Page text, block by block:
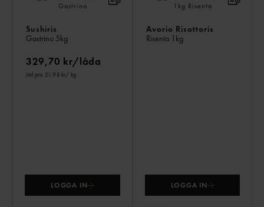
Sushiris
Gastrino 5kg
329,70 kr/låda
Jmf.pris 21,98 kr/ kg
LOGGA IN
Avorio Risottoris
Risenta 1kg
LOGGA IN